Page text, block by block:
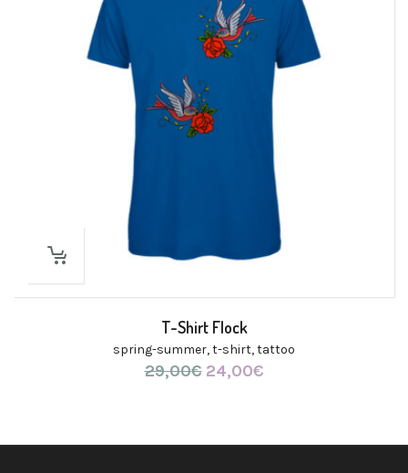
T-Shirt Flock
spring-summer,t-shirt,tattoo
29,00€ Il
29,00€.
24,00€Il
24,00€.